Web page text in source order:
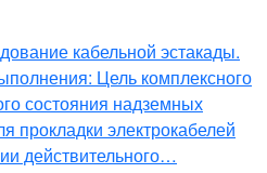
кабельной эстакады.
Цель комплексного
состояния надземных
прокладки электрокабелей
действительного…